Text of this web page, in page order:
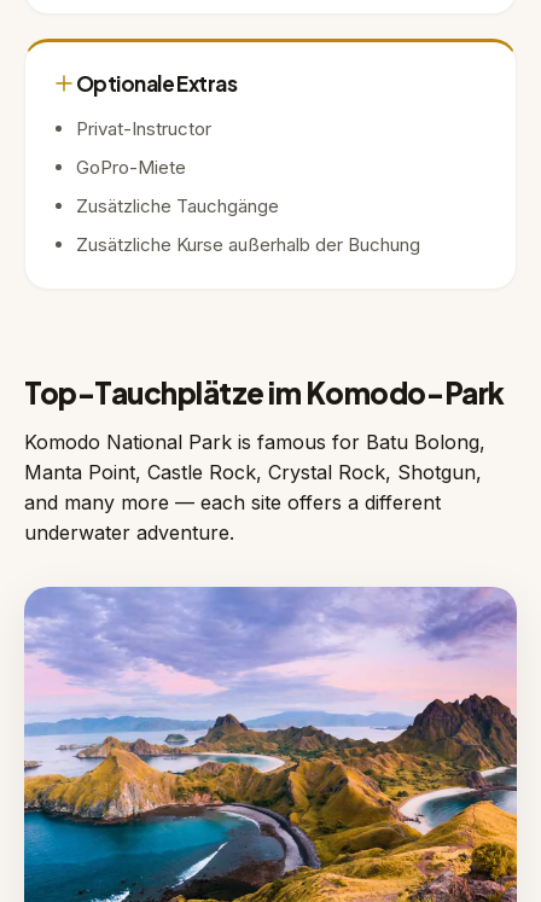
Optionale Extras
Privat-Instructor
GoPro-Miete
Zusätzliche Tauchgänge
Zusätzliche Kurse außerhalb der Buchung
Top-Tauchplätze im Komodo-Park
Komodo National Park is famous for Batu Bolong,
Manta Point, Castle Rock, Crystal Rock, Shotgun,
and many more — each site offers a different
underwater adventure.